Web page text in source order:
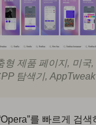
형 제품 페이지, 미국
탐색기, AppTweak
를 빠르게 검